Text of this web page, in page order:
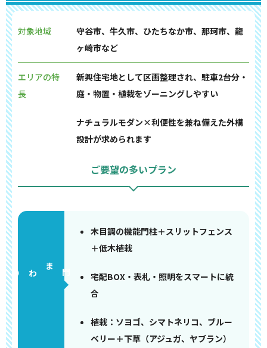
対象地域
守谷市、牛久市、ひたちなか市、那珂市、龍
ヶ崎市など
エリアの特
長
新興住宅地として区画整理され、駐車2台分・
庭・物置・植栽をゾーニングしやすい
ナチュラルモダン×利便性を兼ね備えた外構
設計が求められます
ご要望の多いプラン
門まわり
木目調の機能門柱＋スリットフェンス
＋低木植栽
宅配BOX・表札・照明をスマートに統
合
植栽：ソヨゴ、シマトネリコ、ブルー
ベリー＋下草（アジュガ、ヤブラン）